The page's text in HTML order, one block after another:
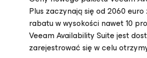
Plus zaczynają się od 2060
rabatu w wysokości nawet 10
Veeam Availability Suite jest
zarejestrować się w celu